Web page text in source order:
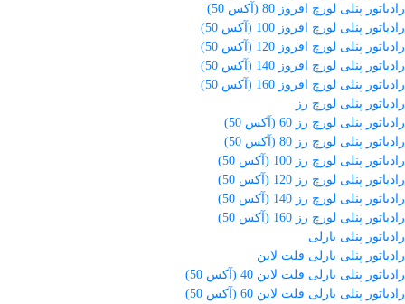
رادیاتور پنلی لورچ افروز 80 (آکس 50)
رادیاتور پنلی لورچ افروز 100 (آکس 50)
رادیاتور پنلی لورچ افروز 120 (آکس 50)
رادیاتور پنلی لورچ افروز 140 (آکس 50)
رادیاتور پنلی لورچ افروز 160 (آکس 50)
رادیاتور پنلی لورچ رز
رادیاتور پنلی لورچ رز 60 (آکس 50)
رادیاتور پنلی لورچ رز 80 (آکس 50)
رادیاتور پنلی لورچ رز 100 (آکس 50)
رادیاتور پنلی لورچ رز 120 (آکس 50)
رادیاتور پنلی لورچ رز 140 (آکس 50)
رادیاتور پنلی لورچ رز 160 (آکس 50)
رادیاتور پنلی بارلی
رادیاتور پنلی بارلی فلت لاین
رادیاتور پنلی بارلی فلت لاین 40 (آکس 50)
رادیاتور پنلی بارلی فلت لاین 60 (آکس 50)